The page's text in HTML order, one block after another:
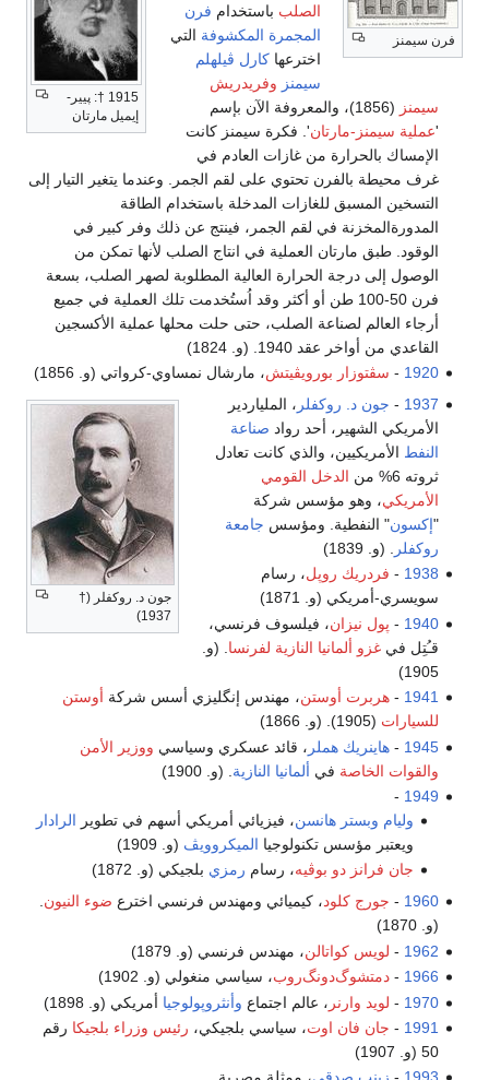
1915 †: پيير-
إيميل مارتان
فرن سيمنز
الصلب باستخدام فرن
المجمرة المكشوفة التي
اخترعها كارل ڤيلهلم
سيمنز وفريدريش
سيمنز
(1856)، والمعروفة الآن بإسم
'عملية سيمنز-مارتان'. فكرة سيمنز كانت
الإمساك بالحرارة من غازات العادم في
غرف محيطة بالفرن تحتوي على لقم الجمر. وعندما يتغير التيار إلى
التسخين المسبق للغازات المدخلة باستخدام الطاقة
المدورةالمخزنة في لقم الجمر، فينتج عن ذلك وفر كبير في
الوقود. طبق مارتان العملية في انتاج الصلب لأنها تمكن من
الوصول إلى درجة الحرارة العالية المطلوبة لصهر الصلب، بسعة
فرن 50-100 طن أو أكثر وقد اُستُخدمت تلك العملية في جميع
أرجاء العالم لصناعة الصلب، حتى حلت محلها عملية الأكسجين
القاعدي من أواخر عقد 1940. (و. 1824)
1920
- سڤتوزار بورويڤيتش، مارشال نمساوي-كرواتي (و. 1856)
جون د. روكفلر (†
1937)
1937
- جون د. روكفلر ، الملياردير
الأمريكي الشهير، أحد رواد صناعة
النفط الأمريكيين، والذي كانت تعادل
ثروته 6% من
الدخل القومي
الأمريكي، وهو مؤسس شركة
"إكسون" النفطية. ومؤسس جامعة
روكفلر
. (و. 1839)
1938
- فردريك روپل، رسام
سويسري-أمريكي (و. 1871)
1940
- پول نيزان، فيلسوف فرنسي،
قـُتِل فيغزو ألمانيا النازية لفرنسا . (و.
1905)
1941
-هربرت أوستن، مهندس إنگليزي أسس شركة أوستن
للسيارات (1905). (و. 1866)
1945
-هاينريك هملر ، قائد عسكري وسياسي ووزير الأمن
والقوات الخاصة في ألمانيا النازية . (و. 1900)
1949
-
وليام وبستر هانسن، فيزيائي أمريكي أسهم في تطوير الرادار
ويعتبر مؤسس تكنولوجيا الميكروويڤ (و. 1909)
جان فرانز دو بوڤيه، رسام رمزي بلجيكي (و. 1872)
1960
- جورج كلود، كيميائي ومهندس فرنسي اخترع ضوء النيون.
(و. 1870)
1962
- لويس كواتالن، مهندس فرنسي (و. 1879)
1966
-دمتشوگ‌دونگ‌روب، سياسي منغولي (و. 1902)
1970
- لويد وارنر ، عالم اجتماع وأنثروپولوجيا أمريكي (و. 1898)
1991
- جان فان اوت، سياسي بلجيكي، رئيس وزراء بلجيكا رقم
50 (و. 1907)